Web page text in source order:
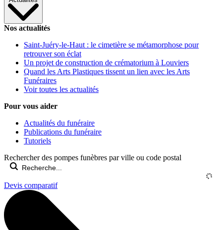
Nos actualités
Saint-Juéry-le-Haut : le cimetière se métamorphose pour
retrouver son éclat
Un projet de construction de crématorium à Louviers
Quand les Arts Plastiques tissent un lien avec les Arts
Funéraires
Voir toutes les actualités
Pour vous aider
Actualités du funéraire
Publications du funéraire
Tutoriels
Rechercher des pompes funèbres par ville ou code postal
Devis comparatif